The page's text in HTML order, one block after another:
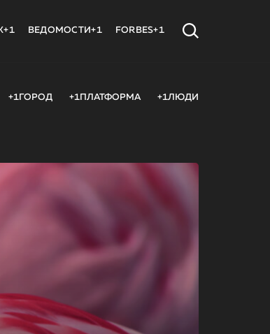
ВЕДОМОСТИ+1 FORBES+1
+1ГОРОД +1ПЛАТФОРМА +1ЛЮДИ